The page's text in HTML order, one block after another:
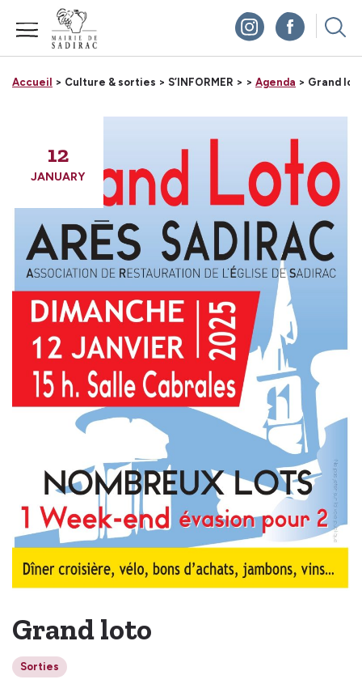
Accueil > Culture & sorties > S’INFORMER > > Agenda > Grand
12
JANUARY
Grand loto
Sorties
Panneau de gestion des cookies